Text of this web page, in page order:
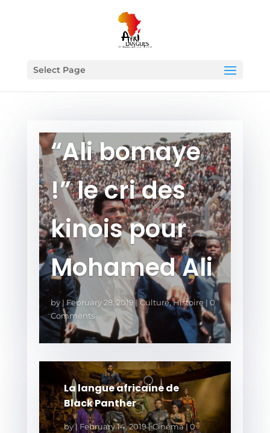
Select Page
“Ali bomaye
!” le cri des
kinois pour
Mohamed Ali
by |February 28, 2019|Culture,Histoire| 0
Comments
La langue africaine de
Black Panther
by|February 14, 2019|Cinéma| 0